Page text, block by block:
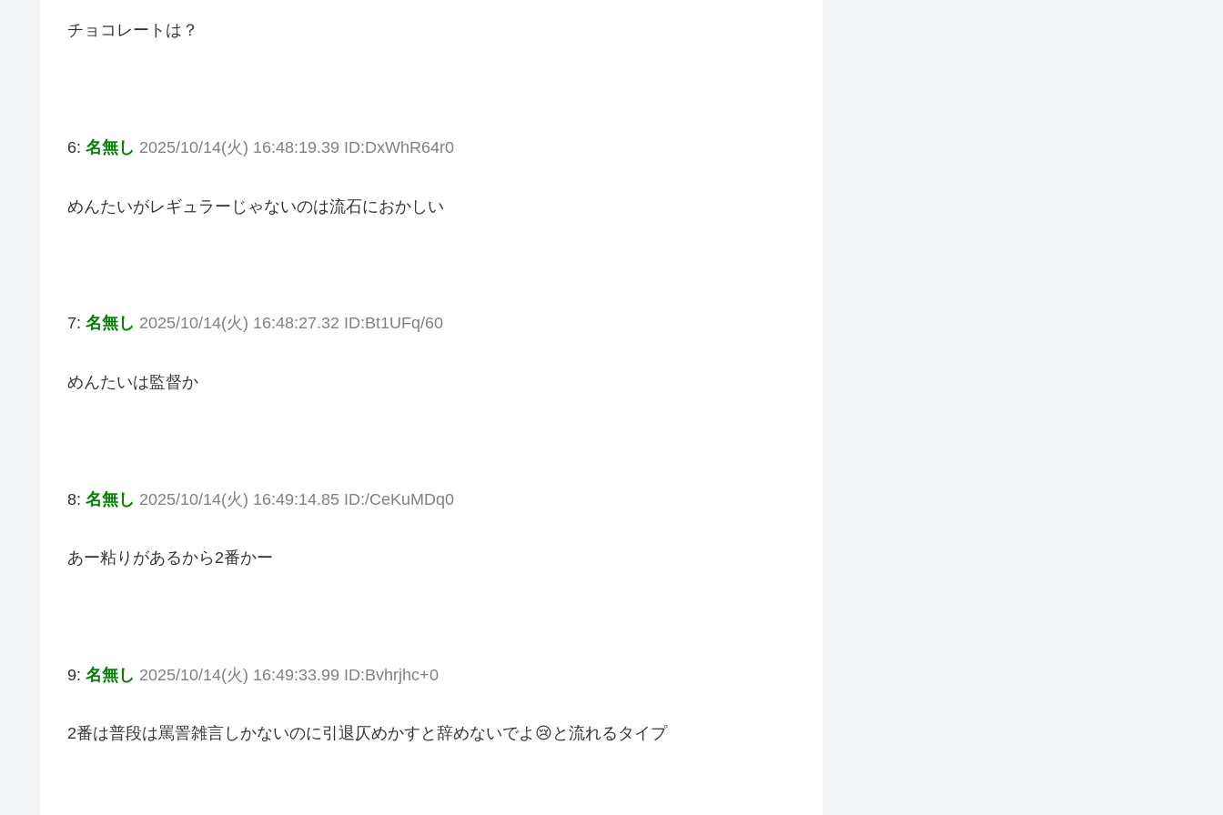
チョコレートは？
6: 名無し 2025/10/14(火) 16:48:19.39 ID:DxWhR64r0
めんたいがレギュラーじゃないのは流石におかしい
7: 名無し 2025/10/14(火) 16:48:27.32 ID:Bt1UFq/60
めんたいは監督か
8: 名無し 2025/10/14(火) 16:49:14.85 ID:/CeKuMDq0
あー粘りがあるから2番かー
9: 名無し 2025/10/14(火) 16:49:33.99 ID:Bvhrjhc+0
2番は普段は罵詈雑言しかないのに引退仄めかすと辞めないでよ😢と流れるタイプ